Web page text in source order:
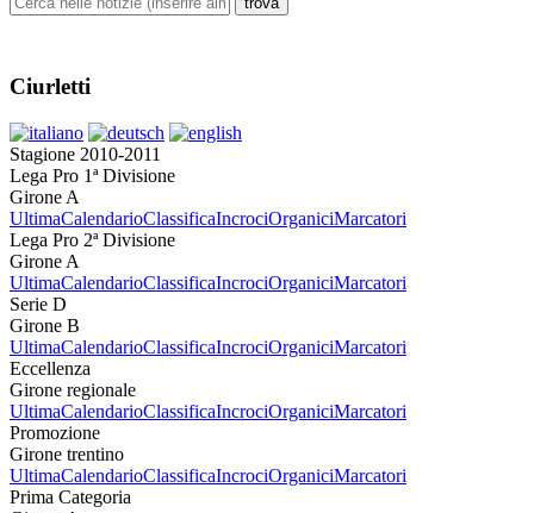
Ciurletti
Stagione 2010-2011
Lega Pro 1ª Divisione
Girone A
UltimaCalendarioClassificaIncrociOrganiciMarcatori
Lega Pro 2ª Divisione
Girone A
UltimaCalendarioClassificaIncrociOrganiciMarcatori
Serie D
Girone B
UltimaCalendarioClassificaIncrociOrganiciMarcatori
Eccellenza
Girone regionale
UltimaCalendarioClassificaIncrociOrganiciMarcatori
Promozione
Girone trentino
UltimaCalendarioClassificaIncrociOrganiciMarcatori
Prima Categoria